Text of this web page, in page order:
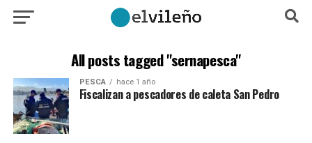
All posts tagged "sernapesca"
PESCA hace 1 año
Fiscalizan a pescadores de caleta San Pedro